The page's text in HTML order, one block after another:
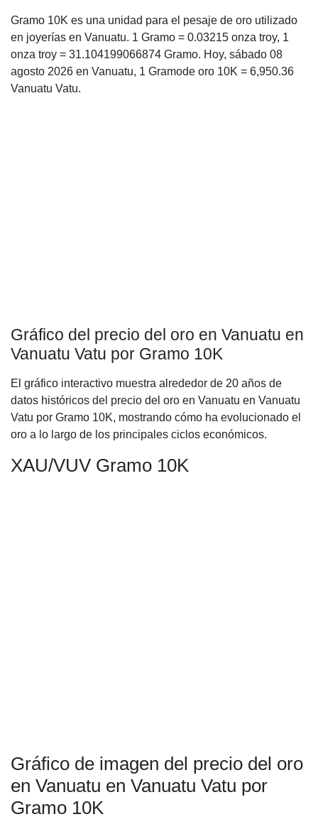
Gramo 10K es una unidad para el pesaje de oro utilizado
en joyerías en Vanuatu. 1 Gramo = 0.03215 onza troy, 1
onza troy = 31.104199066874 Gramo. Hoy, sábado 08
agosto 2026 en Vanuatu, 1 Gramode oro 10K = 6,950.36
Vanuatu Vatu.
Gráfico del precio del oro en Vanuatu en
Vanuatu Vatu por Gramo 10K
El gráfico interactivo muestra alrededor de 20 años de
datos históricos del precio del oro en Vanuatu en Vanuatu
Vatu por Gramo 10K, mostrando cómo ha evolucionado el
oro a lo largo de los principales ciclos económicos.
XAU/VUV Gramo 10K
Gráfico de imagen del precio del oro
en Vanuatu en Vanuatu Vatu por
Gramo 10K